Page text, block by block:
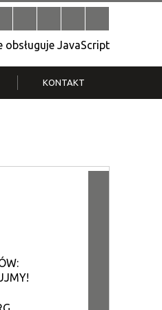
JavaScript
KONTAKT